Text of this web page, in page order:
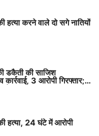
हत्या करने वाले दो सगे नातियों
डकैती की साजिश
3 आरोपी गिरफ्तार;
बरामद
हत्या, 24 घंटे में आरोपी